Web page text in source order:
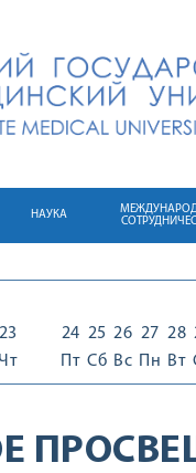
НАУКА
23
Чт
24
Пт
25
Сб
26
Вс
27
Пн
28
Вт